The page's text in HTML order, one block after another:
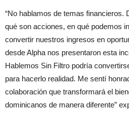
“No hablamos de temas financieros.
qué son acciones, en qué podemos
convertir nuestros ingresos en
desde Alpha nos presentaron esta
Hablemos Sin Filtro podría
para hacerlo realidad. Me sentí
colaboración que transformará el
dominicanos de manera diferente”